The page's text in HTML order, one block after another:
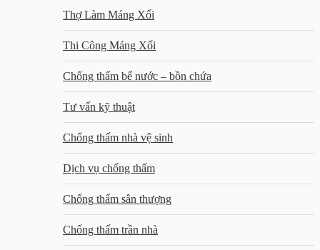
Thợ Làm Máng Xối
Thi Công Máng Xối
Chống thấm bể nước – bồn chứa
Tư vấn kỹ thuật
Chống thấm nhà vệ sinh
Dịch vụ chống thấm
Chống thấm sân thượng
Chống thấm trần nhà